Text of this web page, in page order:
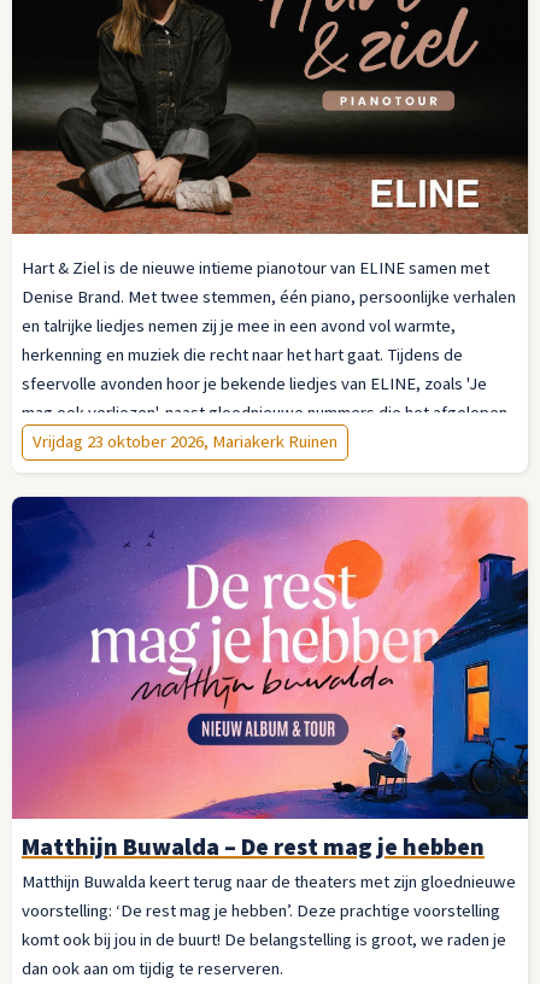
Hart & Ziel is de nieuwe intieme pianotour van ELINE samen met
Denise Brand. Met twee stemmen, één piano, persoonlijke verhalen
en talrijke liedjes nemen zij je mee in een avond vol warmte,
herkenning en muziek die recht naar het hart gaat. Tijdens de
sfeervolle avonden hoor je bekende liedjes van ELINE, zoals 'Je
mag ook verliezen', naast gloednieuwe nummers die het afgelopen
jaar zijn ontstaan. Daarnaast zingt zij liedjes van artiesten en
liedschrijvers die haar hebben geïnspireerd.
Vrijdag 23 oktober 2026, Mariakerk Ruinen
Matthijn Buwalda – De rest mag je hebben
Matthijn Buwalda keert terug naar de theaters met zijn gloednieuwe
voorstelling: ‘De rest mag je hebben’. Deze prachtige voorstelling
komt ook bij jou in de buurt! De belangstelling is groot, we raden je
dan ook aan om tijdig te reserveren.